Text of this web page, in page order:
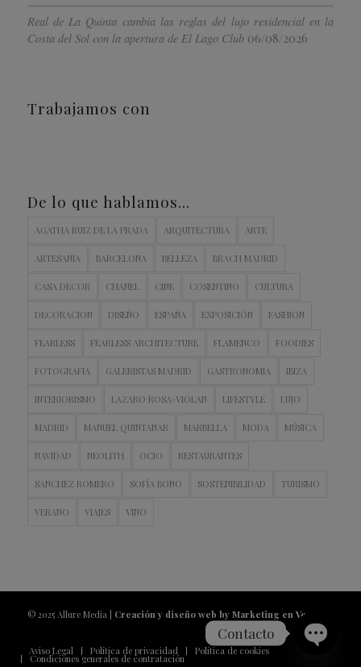
Real de La Quinta cambia las reglas del lujo residencial en la
Costa del Sol con la apertura de El Lago Club 06/08/2026
Trabajamos con
De lo que hablamos…
AGATHA RUIZ DE LA PRADA ARQUITECTURA ARTE
ARTESANIA BARCELONA BELLEZA BRACH MADRID
CASA DECOR CHANEL CINE COSENTINO CULTURA
DECORACION DISEÑO ESPAÑA EXPOSICIÓN FASHION
FEARLESS FEARLESS ARCHITECTURE FLAMENCO FOODIES
FOTOGRAFIA GALERISTAS MADRID GASTRONOMIA IBIZA
INTERIORISMO LAZARO ROSA-VIOLAN LIFESTYLE LUJO
MADRID MANUEL QUINTANAR MARBELLA MODA MÚSICA
NAVIDAD NEOLITH OCIO RESTAURANTES
SANCHEZ ROMERO SOFÍA BONO SOSTENIBILIDAD TURISMO
VERANO VIAJES VINO
© 2025 Allure Media | Creación y diseño web by Marketing en Vena
Aviso Legal Política de privacidad Política de cookies
Condiciones generales de contratación
Contacto